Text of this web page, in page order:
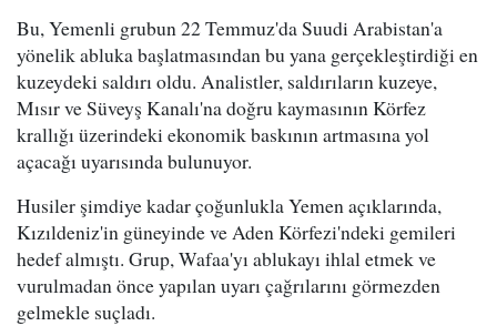
Bu, Yemenli grubun 22 Temmuz'da Suudi Arabistan'a
yönelik abluka başlatmasından bu yana gerçekleştirdiği en
kuzeydeki saldırı oldu. Analistler, saldırıların kuzeye,
Mısır ve Süveyş Kanalı'na doğru kaymasının Körfez
krallığı üzerindeki ekonomik baskının artmasına yol
açacağı uyarısında bulunuyor.
Husiler şimdiye kadar çoğunlukla Yemen açıklarında,
Kızıldeniz'in güneyinde ve Aden Körfezi'ndeki gemileri
hedef almıştı. Grup, Wafaa'yı ablukayı ihlal etmek ve
vurulmadan önce yapılan uyarı çağrılarını görmezden
gelmekle suçladı.